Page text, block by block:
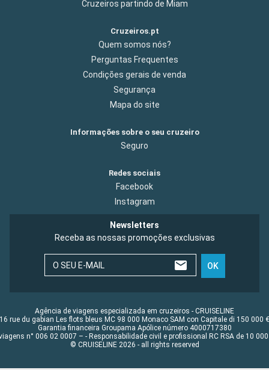
Cruzeiros partindo de Miam
Cruzeiros.pt
Quem somos nós?
Perguntas Frequentes
Condições gerais de venda
Segurança
Mapa do site
Informações sobre o seu cruzeiro
Seguro
Redes sociais
Facebook
Instagram
Newsletters
Receba as nossas promoções exclusivas
O SEU E-MAIL OK
Agência de viagens especializada em cruzeiros - CRUISELINE
16 rue du gabian Les flots bleus MC 98 000 Monaco SAM con Capitale di 150 000 €
Garantia financeira Groupama Apólice número 4000717380
n° 006 02 0007 – - Responsabilidade civil e profissional RC RSA de 10 000
© CRUISELINE 2026 - all rights reserved